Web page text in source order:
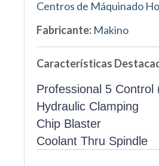
Centros de Máquinado
Fabricante: Makino
Características
Professional 5 Control
Hydraulic Clamping
Chip Blaster
Coolant Thru Spindle